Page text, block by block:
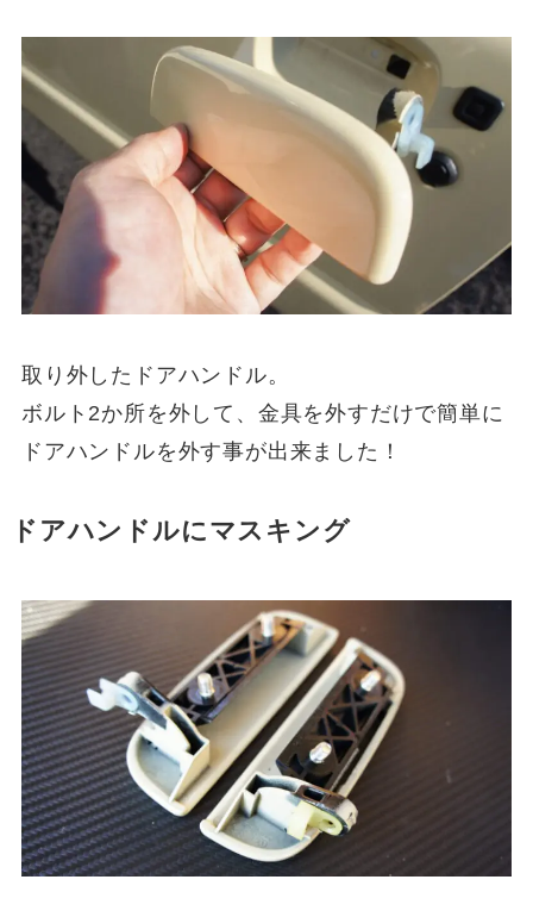
取り外したドアハンドル。
ボルト2か所を外して、金具を外すだけで簡単に
ドアハンドルを外す事が出来ました！
ドアハンドルにマスキング